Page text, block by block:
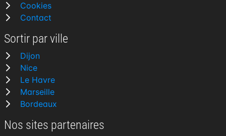
Cookies
Contact
Sortir par ville
Dijon
Nice
Le Havre
Marseille
Bordeaux
Nos sites partenaires